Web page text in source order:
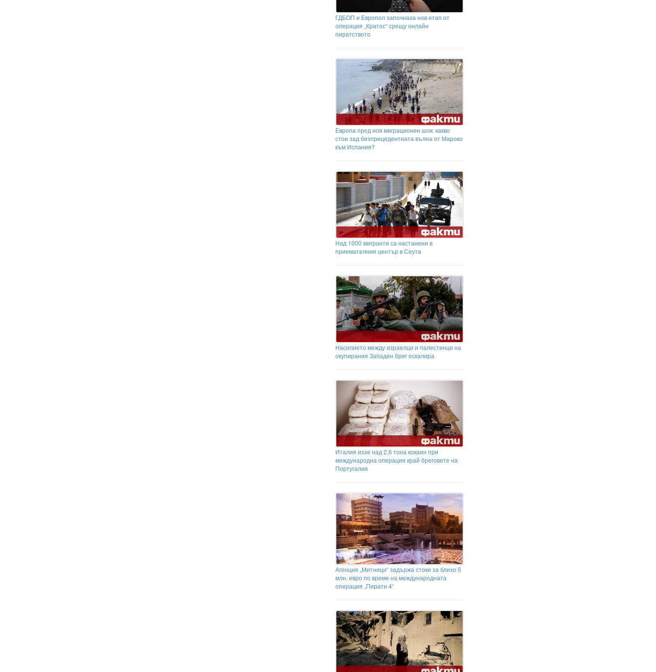
ГДБОП и Европол започнаха нов етап от
операция „Кратос“ срещу онлайн
пиратството
Европа пред нов миграционен шок: какво
стои зад безпрецедентната вълна от Мароко
към Испания?
Над 1000 мигранти са настанени в
приемателния център в Сеута
Насилието между израелци и палестинци на
окупирания Западен бряг ескалира
Италия иззе над 2,6 тона кокаин при
международна операция край бреговете на
Португалия
Агенция „Митници“ задържа стоки за близо 5
млн. евро по време на международната
операция „Пирати 4“